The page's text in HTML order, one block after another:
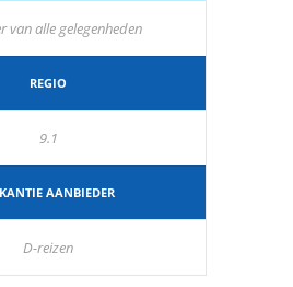
van alle gelegenheden
REGIO
9.1
AANBIEDER
D-reizen